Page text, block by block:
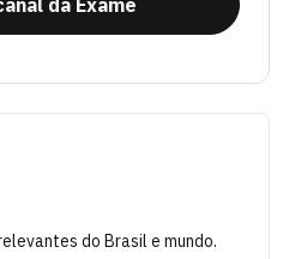
da Exame
do Brasil e mundo.